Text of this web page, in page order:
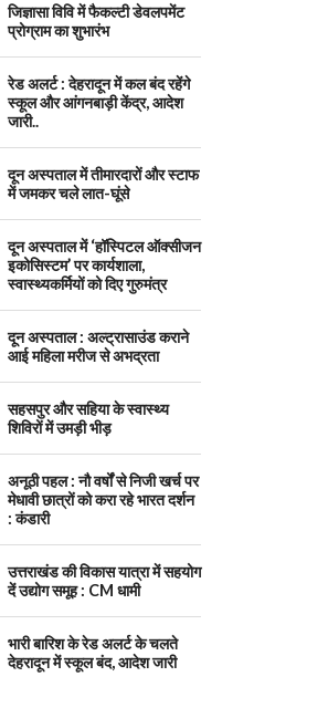
जिज्ञासा विवि में फैकल्टी डेवलपमेंट
प्रोग्राम का शुभारंभ
रेड अलर्ट : देहरादून में कल बंद रहेंगे
स्कूल और आंगनबाड़ी केंद्र, आदेश
जारी..
दून अस्पताल में तीमारदारों और स्टाफ
में जमकर चले लात-घूंसे
दून अस्पताल में ‘हॉस्पिटल ऑक्सीजन
इकोसिस्टम’ पर कार्यशाला,
स्वास्थ्यकर्मियों को दिए गुरुमंत्र
दून अस्पताल : अल्ट्रासाउंड कराने
आई महिला मरीज से अभद्रता
सहसपुर और सहिया के स्वास्थ्य
शिविरों में उमड़ी भीड़
अनूठी पहल : नौ वर्षों से निजी खर्च पर
मेधावी छात्रों को करा रहे भारत दर्शन
: कंडारी
उत्तराखंड की विकास यात्रा में सहयोग
दें उद्योग समूह : CM धामी
भारी बारिश के रेड अलर्ट के चलते
देहरादून में स्कूल बंद, आदेश जारी